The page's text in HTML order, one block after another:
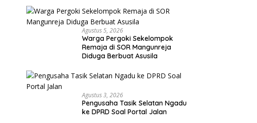
Agustus 5, 2026
Warga Pergoki Sekelompok
Remaja di SOR Mangunreja
Diduga Berbuat Asusila
Agustus 3, 2026
Pengusaha Tasik Selatan Ngadu
ke DPRD Soal Portal Jalan